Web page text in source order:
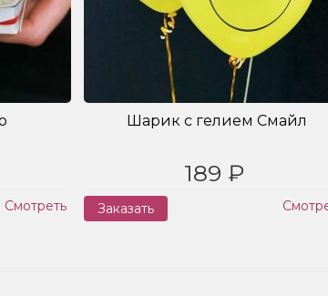
Смотреть
Шарик с гелием Смайл
189 ₽
Заказать